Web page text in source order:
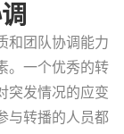
和团队协调能力
。一个优秀的转
突发情况的应变
与转播的人员都